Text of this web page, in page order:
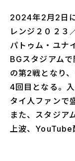
2024年2月2日
レンジ２０２
パトゥム・ユナ
BGスタジアム
の第2戦となり
4回目となる。
タイ人ファンで
また、スタジア
上波、YouTube